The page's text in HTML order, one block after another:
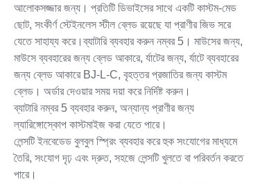
আলোকসজ্জার জন্য। প্রতিটি ডিভাইসের সাথে একটি কাস্টম-মেড
ছোট, সংকীর্ণ স্টেইনলেস স্টীল ব্লেড রয়েছে যা প্রাণীর জিভ সরে
যেতে সাহায্য করে।ব্যাটারি ব্যবহার করুন নম্বর 5। মাউসের জন্য,
মাউসে ব্যবহারের জন্য ব্লেড আকারে, র্যাটের জন্য, র্যাটে ব্যবহারের
জন্য ব্লেড আকারে BJ-L-C, বৃহত্তর প্রজাতির জন্য কাস্টম
ব্লেড। অর্ডার দেওয়ার সময় দয়া করে নির্দিষ্ট করুন।
ব্যাটারি নম্বর 5 ব্যবহার করুন, অন্যান্য প্রাণীর জন্য
ল্যারিঙ্গোস্কোপ কাস্টমাইজ করা যেতে পারে।
লেন্সটি ইনবেডেড বুলবুল স্প্রিং ব্যবহার করে হুক সংযোগের মাধ্যমে
তৈরি, সংযোগ দৃঢ় এবং দ্রুত, সহজে লেন্সটি খুলতে বা পরিবর্তন করতে
পারে।